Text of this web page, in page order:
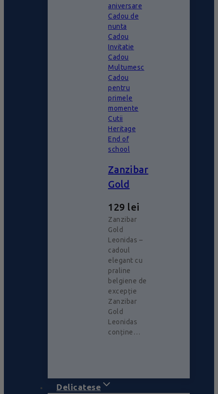
aniversare
Cadou de
nunta
Cadou
Invitatie
Cadou
Multumesc
Cadou
pentru
primele
momente
Cutii
Heritage
End of
school
Zanzibar
Gold
129 lei
Zanzibar
Gold
Leonidas –
cadoul
elegant cu
praline
belgiene de
excepție
Zanzibar
Gold
Leonidas
conține…
Delicatese